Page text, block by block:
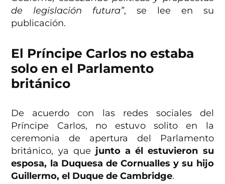
de legislación futura”, se lee en su
publicación.
El Príncipe Carlos no estaba
solo en el Parlamento
británico
De acuerdo con las redes sociales del
Príncipe Carlos, no estuvo solito en la
ceremonia de apertura del Parlamento
británico, ya que junto a él estuvieron su
esposa, la Duquesa de Cornualles y su hijo
Guillermo, el Duque de Cambridge.